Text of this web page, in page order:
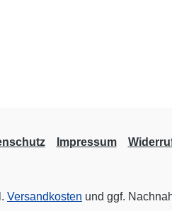
Impressum
Versandkosten und ggf.